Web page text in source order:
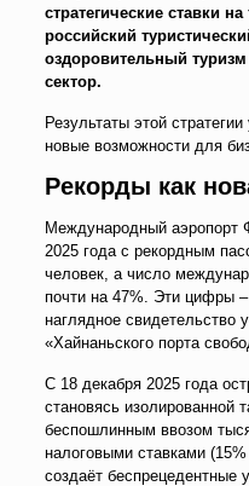
стратегические ставки
российский
оздоровительный
сектор.
Результаты этой
новые возможности для
Рекорды как
Международный аэропорт
2025 года с рекордным
человек, а число
почти на 47%. Эти цифры –
наглядное свидетельство
«Хайнаньского порта
С 18 декабря 2025 года
становясь изолированной
беспошлинным ввозом
налоговыми ставками
создаёт беспрецедентные